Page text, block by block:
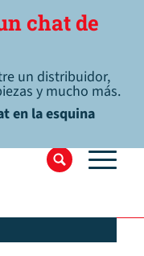
chat de
un distribuidor,
y mucho más.
en la esquina